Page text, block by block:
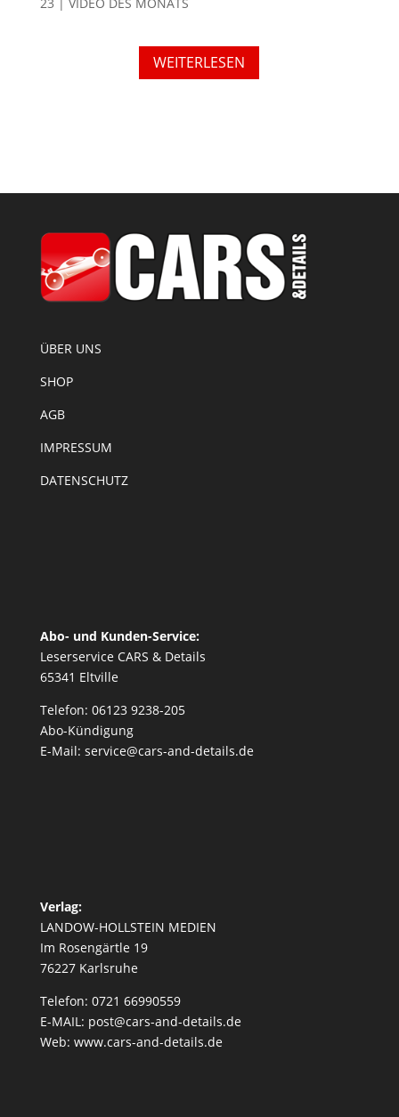
WEITERLESEN
ÜBER UNS
SHOP
AGB
IMPRESSUM
DATENSCHUTZ
Abo- und Kunden-Service:
Leserservice CARS & Details
65341 Eltville
Telefon: 06123 9238-205
Abo-Kündigung
E-Mail: service@cars-and-details.de
Verlag:
LANDOW-HOLLSTEIN MEDIEN
Im Rosengärtle 19
76227 Karlsruhe
Telefon: 0721 66990559
E-MAIL: post@cars-and-details.de
Web: www.cars-and-details.de